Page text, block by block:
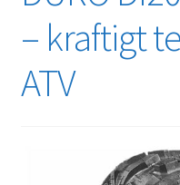
– kraftigt
ATV